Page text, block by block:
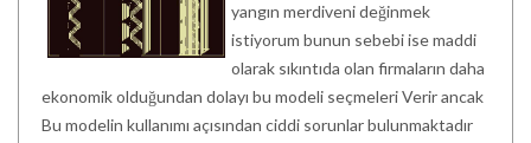
yangın merdiveni değinmek
istiyorum bunun sebebi ise maddi
olarak sıkıntıda olan firmaların daha
ekonomik olduğundan dolayı bu modeli seçmeleri Verir ancak
Bu modelin kullanımı açısından ciddi sorunlar bulunmaktadır